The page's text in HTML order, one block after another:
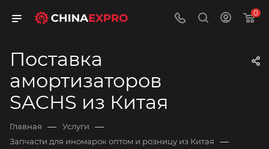
0
Поставка
амортизаторов
SACHS из Китая
Главная — Услуги —
Запчасти для иномарок оптом и розницу из Китая —